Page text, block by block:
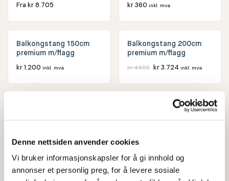
Denne nettsiden anvender cookies
Vi bruker informasjonskapsler for å gi innhold og
annonser et personlig preg, for å levere sosiale
Fra kr8.705 kr360 inkl. mva
Balkongstang 150cm
premium m/flagg
kr1.200 inkl. mva
Balkongstang 200cm
premium m/flagg
kr4.655 kr3.724 inkl. mva
kr1.115 inkl. mva
Balkongstang 150cm
kr600
Liten flaggstang 180cm
Salingshorn